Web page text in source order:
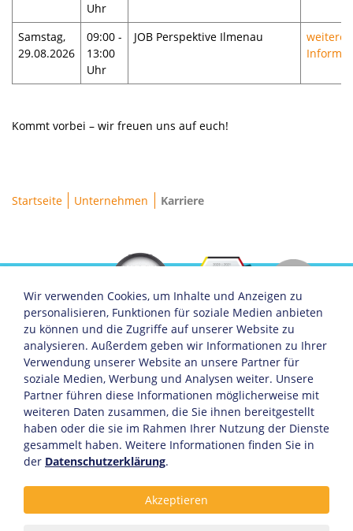
Uhr
Samstag,
29.08.2026
09:00 -
13:00
Uhr
JOB Perspektive Ilmenau
weitere
Kommt vorbei – wir freuen uns auf euch!
Brotkrumenpfad
Startseite Unternehmen Karriere
Servicemenü
Unternehmen
Über KHW
Offene Stellen
Sponsoring
Anreise
Soziale Medien
Facebook
Instagram
Linkedin
Xing
Partner
Servicelinks
Datenschutz- und Cookie-Richtlinie
Wir verwenden Cookies, um Inhalte und Anzeigen zu
personalisieren, Funktionen für soziale Medien anbieten
zu können und die Zugriffe auf unserer Website zu
analysieren. Außerdem geben wir Informationen zu Ihrer
Verwendung unserer Website an unsere Partner für
soziale Medien, Werbung und Analysen weiter. Unsere
Partner führen diese Informationen möglicherweise mit
weiteren Daten zusammen, die Sie ihnen bereitgestellt
haben oder die sie im Rahmen Ihrer Nutzung der Dienste
gesammelt haben. Weitere Informationen finden Sie in
der Datenschutzerklärung.
Akzeptieren